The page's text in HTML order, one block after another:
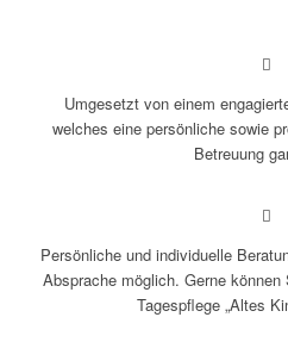
Umgesetzt von einem
welches eine persönliche sowie
Betreuung
Persönliche und individuelle
Absprache möglich. Gerne
Tagespflege „Altes